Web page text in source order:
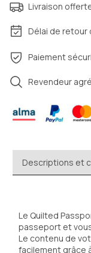
Livraison
Délai de retour
Paiement
Revendeur
Descriptions et
Le Quilted
passeport et
Le contenu de
facilement grâce